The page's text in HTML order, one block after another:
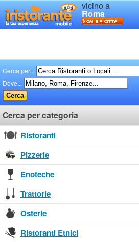
vicino a
Roma
Cerca per...
Dove...
Cerca per categoria
Ristoranti
Pizzerie
Enoteche
Trattorie
Osterie
Ristoranti Etnici